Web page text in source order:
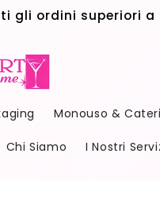
gli ordini superiori a
Monouso &
Chi Siamo I Nostri